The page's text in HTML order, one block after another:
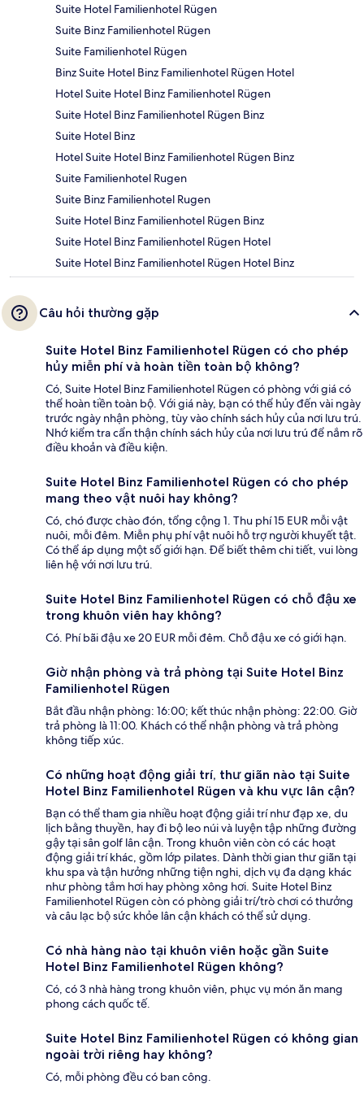
Suite Hotel Familienhotel Rügen
Suite Binz Familienhotel Rügen
Suite Familienhotel Rügen
Binz Suite Hotel Binz Familienhotel Rügen Hotel
Hotel Suite Hotel Binz Familienhotel Rügen
Suite Hotel Binz Familienhotel Rügen Binz
Suite Hotel Binz
Hotel Suite Hotel Binz Familienhotel Rügen Binz
Suite Familienhotel Rugen
Suite Binz Familienhotel Rugen
Suite Hotel Binz Familienhotel Rügen Binz
Suite Hotel Binz Familienhotel Rügen Hotel
Suite Hotel Binz Familienhotel Rügen Hotel Binz
Câu hỏi thường gặp
Suite Hotel Binz Familienhotel Rügen có cho phép
hủy miễn phí và hoàn tiền toàn bộ không?
Có, Suite Hotel Binz Familienhotel Rügen có phòng với giá có
thể hoàn tiền toàn bộ. Với giá này, bạn có thể hủy đến vài ngày
trước ngày nhận phòng, tùy vào chính sách hủy của nơi lưu trú.
Nhớ kiểm tra cẩn thận chính sách hủy của nơi lưu trú để nắm rõ
điều khoản và điều kiện.
Suite Hotel Binz Familienhotel Rügen có cho phép
mang theo vật nuôi hay không?
Có, chó được chào đón, tổng cộng 1. Thu phí 15 EUR mỗi vật
nuôi, mỗi đêm. Miễn phụ phí vật nuôi hỗ trợ người khuyết tật.
Có thể áp dụng một số giới hạn. Để biết thêm chi tiết, vui lòng
liên hệ với nơi lưu trú.
Suite Hotel Binz Familienhotel Rügen có chỗ đậu xe
trong khuôn viên hay không?
Có. Phí bãi đậu xe 20 EUR mỗi đêm. Chỗ đậu xe có giới hạn.
Giờ nhận phòng và trả phòng tại Suite Hotel Binz
Familienhotel Rügen
Bắt đầu nhận phòng: 16:00; kết thúc nhận phòng: 22:00. Giờ
trả phòng là 11:00. Khách có thể nhận phòng và trả phòng
không tiếp xúc.
Có những hoạt động giải trí, thư giãn nào tại Suite
Hotel Binz Familienhotel Rügen và khu vực lân cận?
Bạn có thể tham gia nhiều hoạt động giải trí như đạp xe, du
lịch bằng thuyền, hay đi bộ leo núi và luyện tập những đường
gậy tại sân golf lân cận. Trong khuôn viên còn có các hoạt
động giải trí khác, gồm lớp pilates. Dành thời gian thư giãn tại
khu spa và tận hưởng những tiện nghi, dịch vụ đa dạng khác
như phòng tắm hơi hay phòng xông hơi. Suite Hotel Binz
Familienhotel Rügen còn có phòng giải trí/trò chơi có thưởng
và câu lạc bộ sức khỏe lân cận khách có thể sử dụng.
Có nhà hàng nào tại khuôn viên hoặc gần Suite
Hotel Binz Familienhotel Rügen không?
Có, có 3 nhà hàng trong khuôn viên, phục vụ món ăn mang
phong cách quốc tế.
Suite Hotel Binz Familienhotel Rügen có không gian
ngoài trời riêng hay không?
Có, mỗi phòng đều có ban công.